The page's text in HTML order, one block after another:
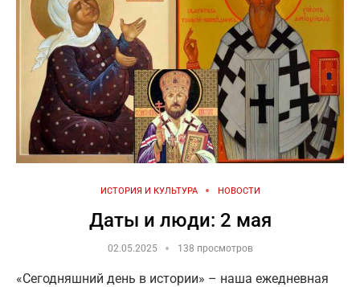
ИСТОРИЯ И КУЛЬТУРА НОВОСТИ
Даты и люди: 2 мая
02.05.2025 138 просмотров
«Сегодняшний день в истории» – наша ежедневная